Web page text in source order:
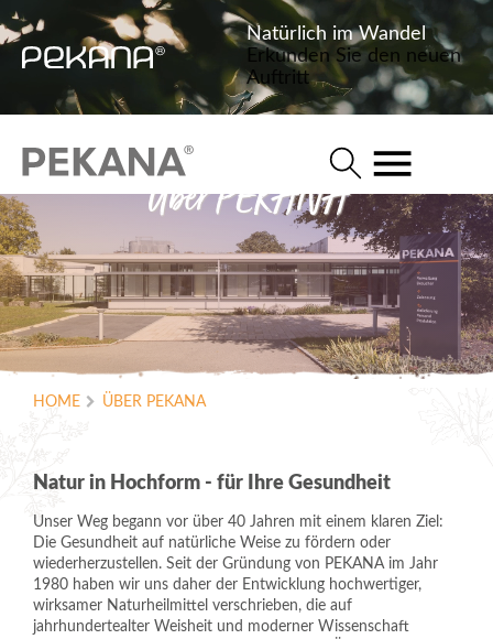
Natürlich im Wandel
Erkunden Sie den neuen
Auftritt
Über PEKANA
HOME ÜBER PEKANA
Natur in Hochform - für Ihre Gesundheit
Unser Weg begann vor über 40 Jahren mit einem klaren Ziel:
Die Gesundheit auf natürliche Weise zu fördern oder
wiederherzustellen. Seit der Gründung von PEKANA im Jahr
1980 haben wir uns daher der Entwicklung hochwertiger,
wirksamer Naturheilmittel verschrieben, die auf
jahrhundertealter Weisheit und moderner Wissenschaft